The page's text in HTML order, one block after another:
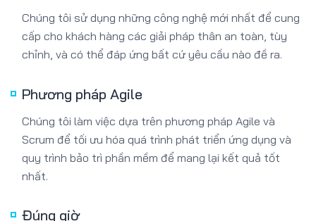
Chúng tôi sử dụng những công nghệ mới nhất để cung
cấp cho khách hàng các giải pháp thân an toàn, tùy
chỉnh, và có thể đáp ứng bất cứ yêu cầu nào đề ra.
Phương pháp Agile
Chúng tôi làm việc dựa trên phương pháp Agile và
Scrum để tối ưu hóa quá trình phát triển ứng dụng và
quy trình bảo trì phần mềm để mang lại kết quả tốt
nhất.
Đúng giờ